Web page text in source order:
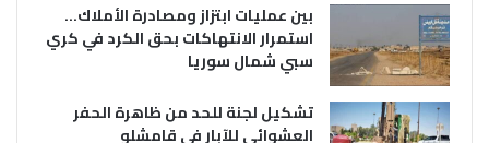
بين عمليات ابتزاز ومصادرة الأملاك…
استمرار الانتهاكات بحق الكرد في كري
سبي شمال سوريا
تشكيل لجنة للحد من ظاهرة الحفر
العشوائي للآبار في قامشلو